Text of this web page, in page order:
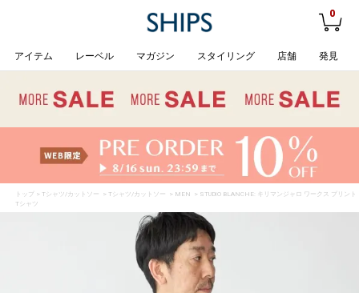
0
アイテム レーベル マガジン スタイリング 店舗 発見
トップ > Tシャツ/カットソー > Tシャツ/カットソー > MEN > STUDIO BLANCHE: キリマンジャロ ワークス プリント
Tシャツ